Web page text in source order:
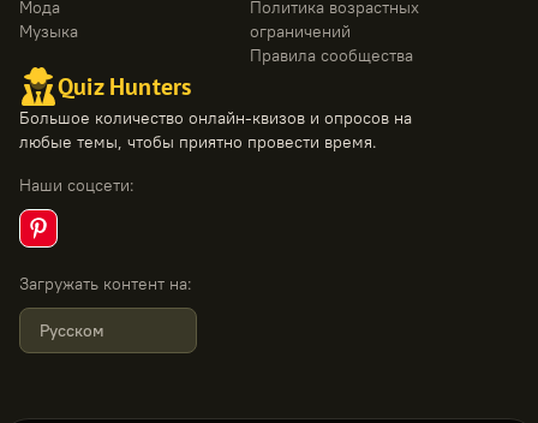
Quiz Hunters
Большое количество онлайн-квизов и опросов на
любые темы, чтобы приятно провести время.
Наши соцсети:
Загружать контент на:
Русском
Мода
Музыка
Политика возрастных
ограничений
Правила сообщества